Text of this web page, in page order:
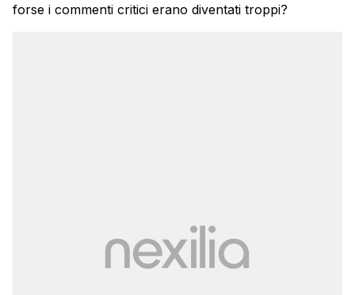
forse i commenti critici erano diventati troppi?